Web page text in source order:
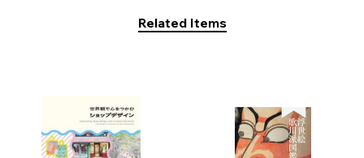
Related Items